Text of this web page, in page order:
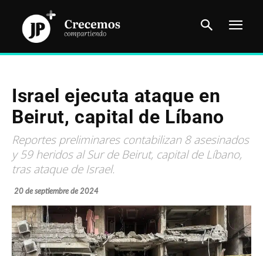
Israel ejecuta ataque en
Beirut, capital de Líbano
Reportes preliminares contabilizan 8 asesinados
y 59 heridos al Sur de Beirut, capital de Líbano,
tras ataque de Israel.
20 de septiembre de 2024